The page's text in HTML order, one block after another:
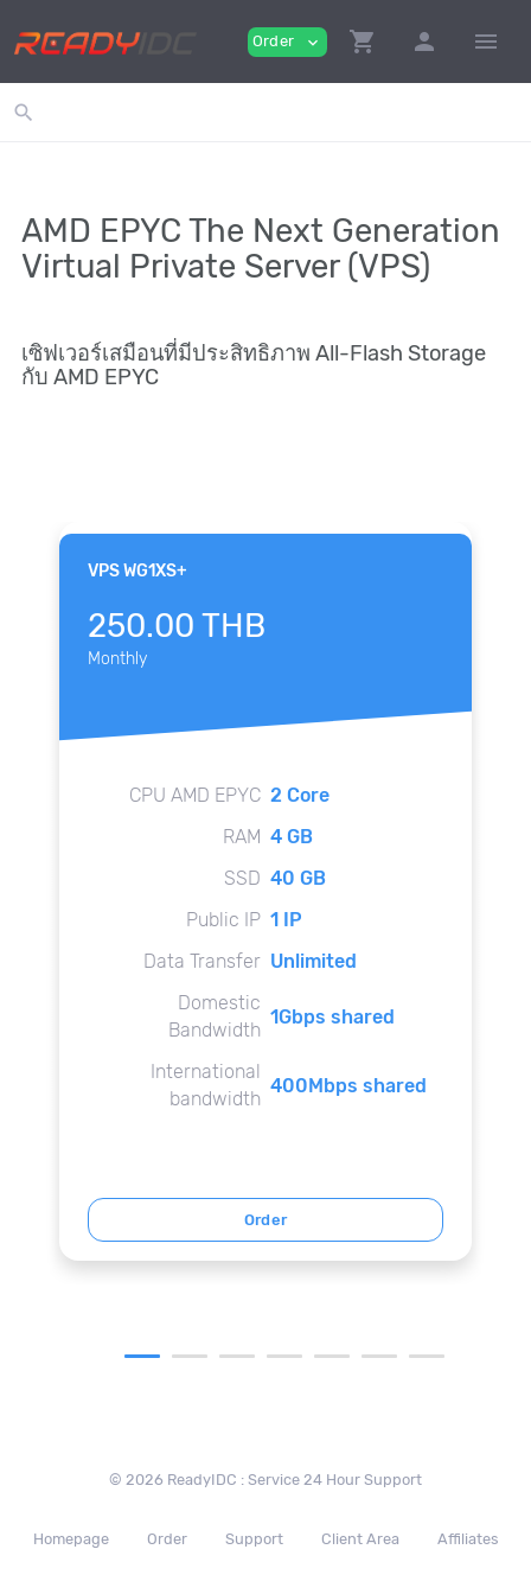
Order expand_more shopping_cart person menu
search
AMD EPYC The Next Generation
Virtual Private Server (VPS)
เซิฟเวอร์เสมือนที่มีประสิทธิภาพ All-Flash Storage
กับ AMD EPYC
VPS WG1XS+
250.00 THB
Monthly
CPU AMD EPYC 2 Core
RAM 4 GB
SSD 40 GB
Public IP 1 IP
Data Transfer Unlimited
Domestic
Bandwidth
1Gbps shared
International
bandwidth
400Mbps shared
Order
© 2026 ReadyIDC : Service 24 Hour Support
Homepage Order Support Client Area Affiliates